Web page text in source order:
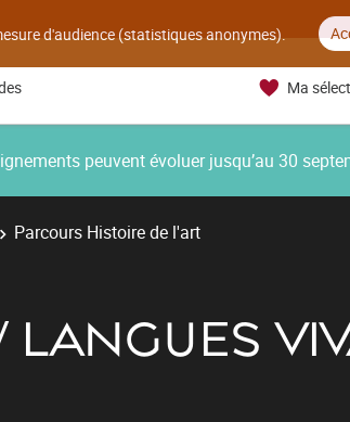
d'audience (statistiques anonymes).
Ma
peuvent évoluer jusqu’au 30
Parcours Histoire de l'art